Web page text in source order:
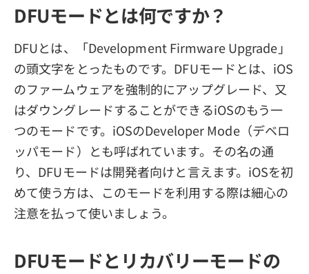
DFUモードとは何ですか？
DFUとは、「Development Firmware Upgrade」
の頭文字をとったものです。DFUモードとは、iOS
のファームウェアを強制的にアップグレード、又
はダウングレードすることができるiOSのもう一
つのモードです。iOSのDeveloper Mode（デベロ
ッパモード）とも呼ばれています。その名の通
り、DFUモードは開発者向けと言えます。iOSを初
めて使う方は、このモードを利用する際は細心の
注意を払って使いましょう。
DFUモードとリカバリーモードの